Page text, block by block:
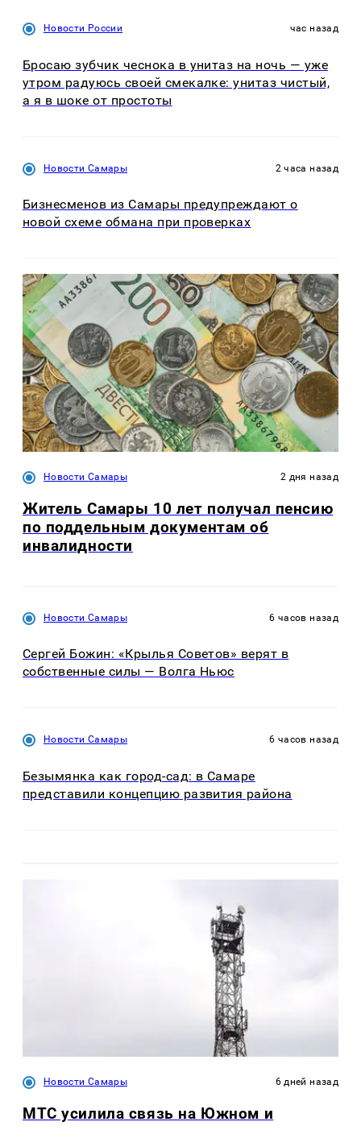
Новости России час назад
Бросаю зубчик чеснока в унитаз на ночь — уже
утром радуюсь своей смекалке: унитаз чистый,
а я в шоке от простоты
Новости Самары 2 часа назад
Бизнесменов из Самары предупреждают о
новой схеме обмана при проверках
Новости Самары 2 дня назад
Житель Самары 10 лет получал пенсию
по поддельным документам об
инвалидности
Новости Самары 6 часов назад
Сергей Божин: «Крылья Советов» верят в
собственные силы — Волга Ньюс
Новости Самары 6 часов назад
Безымянка как город-сад: в Самаре
представили концепцию развития района
Новости Самары 6 дней назад
МТС усилила связь на Южном и